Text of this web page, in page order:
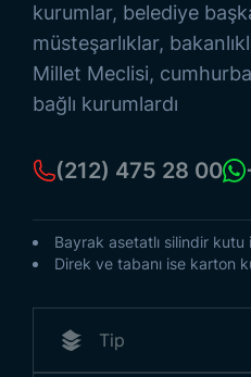
kurumlar, belediye
müsteşarlıklar,
Millet Meclisi,
bağlı kurumlardı
(212) 475 28 00
Bayrak asetatlı silindir kutu
Direk ve tabanı ise karton